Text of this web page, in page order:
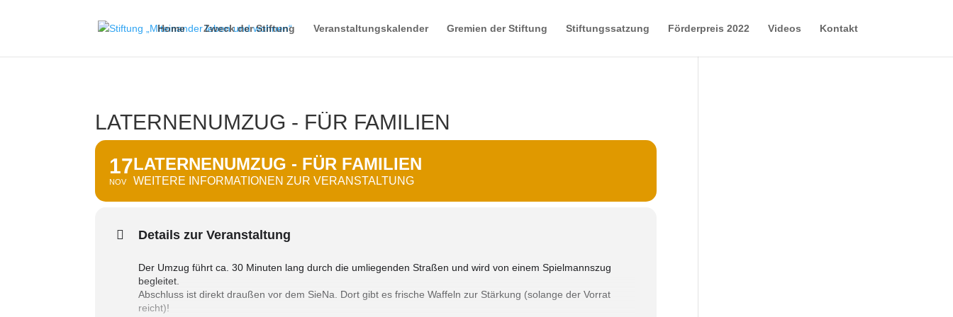
Home Zweck der Stiftung Veranstaltungskalender Gremien der Stiftung Stiftungssatzung Förderpreis 2022 Videos Kontakt
LATERNENUMZUG - FÜR FAMILIEN
17
NOV
LATERNENUMZUG - FÜR FAMILIEN
WEITERE INFORMATIONEN ZUR VERANSTALTUNG
Details zur Veranstaltung
Der Umzug führt ca. 30 Minuten lang durch die umliegenden Straßen und wird von einem Spielmannszug
begleitet.
Abschluss ist direkt draußen vor dem SieNa. Dort gibt es frische Waffeln zur Stärkung (solange der Vorrat
reicht)!